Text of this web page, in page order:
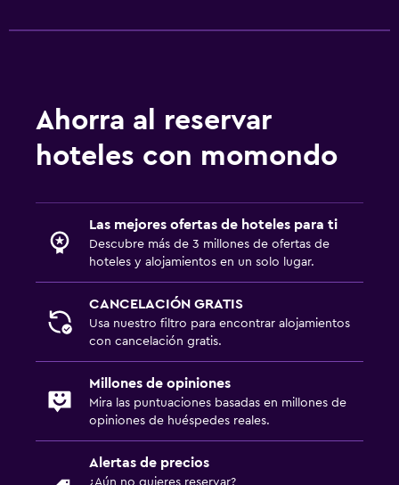
Habitación
Enchufe cerca de la cama
Armario o clóset
Comedor
Minibar
Restaurante
Mesa de comedor
Estacionamiento y transporte
Estacionamiento gratuito
Ahorra al reservar
hoteles con momondo
Las mejores ofertas de hoteles para ti
Descubre más de 3 millones de ofertas de
hoteles y alojamientos en un solo lugar.
CANCELACIÓN GRATIS
Usa nuestro filtro para encontrar alojamientos
con cancelación gratis.
Millones de opiniones
Mira las puntuaciones basadas en millones de
opiniones de huéspedes reales.
Alertas de precios
¿Aún no quieres reservar?